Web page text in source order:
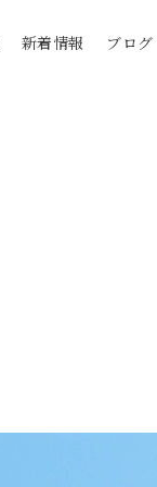
新着情報 ブログ